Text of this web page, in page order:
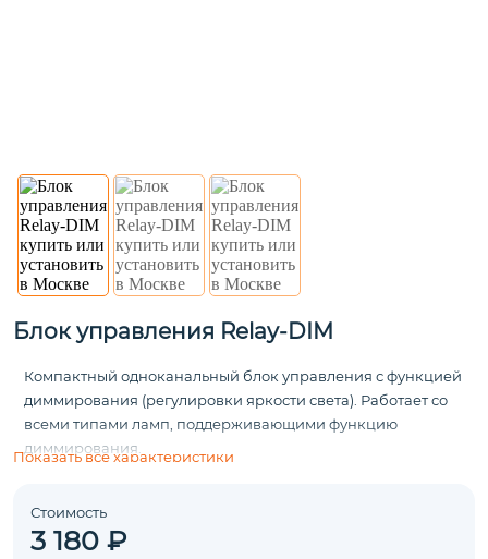
Блок управления Relay-DIM
Компактный одноканальный блок управления с функцией
диммирования (регулировки яркости света). Работает со
всеми типами ламп, поддерживающими функцию
диммирования.
Показать все характеристики
Стоимость
3 180 ₽